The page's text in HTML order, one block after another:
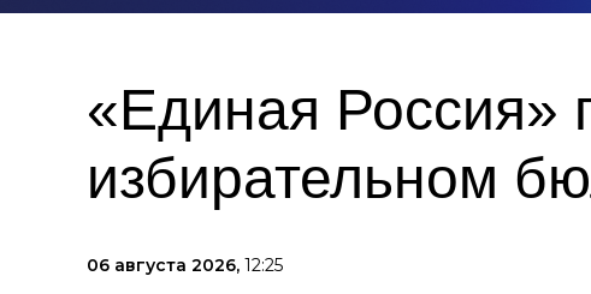
«Единая Россия»
избирательном
06 августа 2026, 12:25